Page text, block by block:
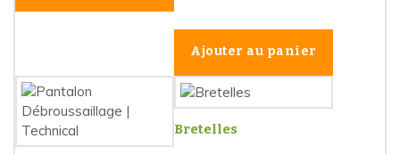
Ajouter au panier
Bretelles